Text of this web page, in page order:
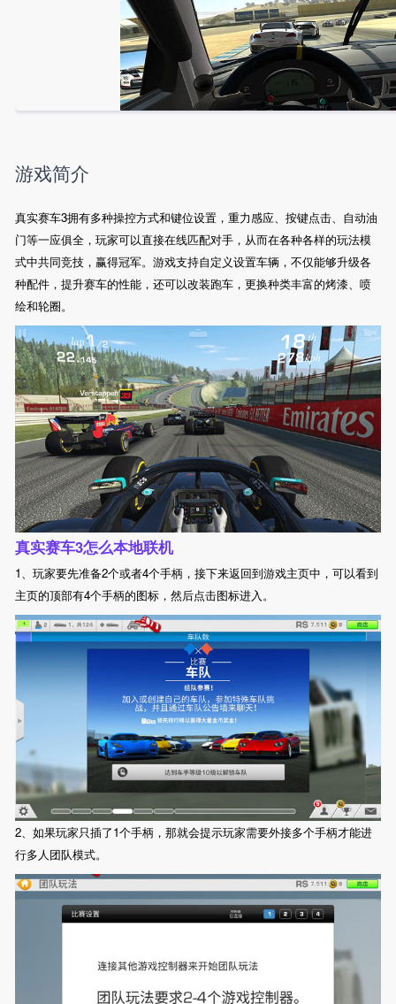
游戏简介
真实赛车3拥有多种操控方式和键位设置，重力感应、按键点击、自动油
门等一应俱全，玩家可以直接在线匹配对手，从而在各种各样的玩法模
式中共同竞技，赢得冠军。游戏支持自定义设置车辆，不仅能够升级各
种配件，提升赛车的性能，还可以改装跑车，更换种类丰富的烤漆、喷
绘和轮圈。
真实赛车3怎么本地联机
1、玩家要先准备2个或者4个手柄，接下来返回到游戏主页中，可以看到
主页的顶部有4个手柄的图标，然后点击图标进入。
2、如果玩家只插了1个手柄，那就会提示玩家需要外接多个手柄才能进
行多人团队模式。